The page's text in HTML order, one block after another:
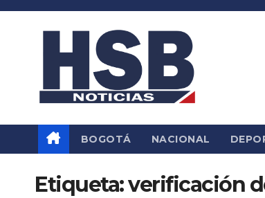
Saltar
BOGOTÁ NACIONAL
Etiqueta:verificación